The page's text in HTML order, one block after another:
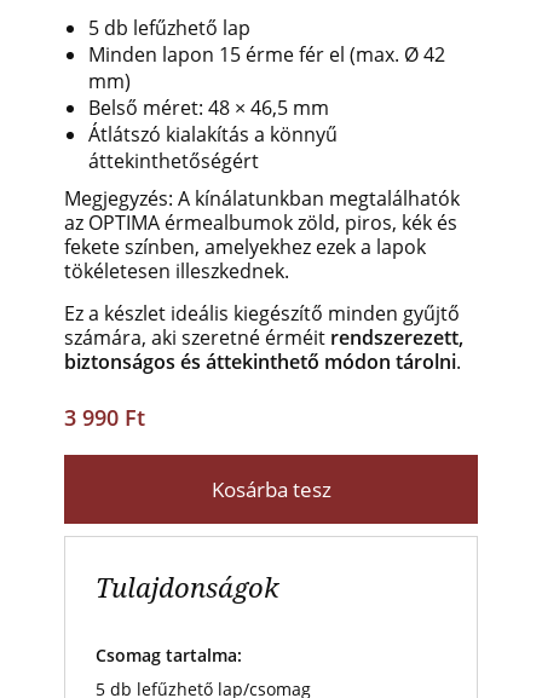
5 db lefűzhető lap
Minden lapon 15 érme fér el (max. Ø 42
mm)
Belső méret: 48 × 46,5 mm
Átlátszó kialakítás a könnyű
áttekinthetőségért
Megjegyzés: A kínálatunkban megtalálhatók
az OPTIMA érmealbumok zöld, piros, kék és
fekete színben, amelyekhez ezek a lapok
tökéletesen illeszkednek.
Ez a készlet ideális kiegészítő minden gyűjtő
számára, aki szeretné érméit rendszerezett,
biztonságos és áttekinthető módon tárolni.
3 990 Ft
Kosárba tesz
Tulajdonságok
Csomag tartalma:
5 db lefűzhető lap/csomag